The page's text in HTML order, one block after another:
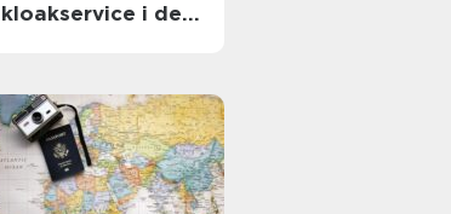
kloakservice i det